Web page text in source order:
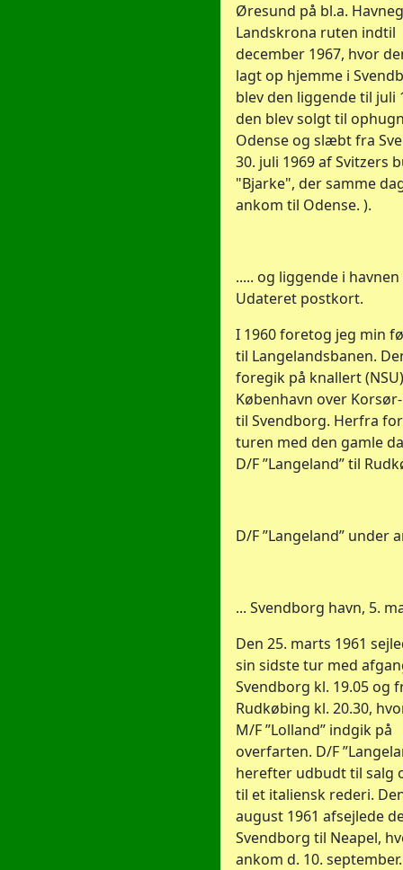
Øresund på bl.a.
Landskrona ruten indtil
december 1967, hvor
lagt op hjemme i
blev den liggende til juli
den blev solgt til
Odense og slæbt fra
30. juli 1969 af Svitzers
"Bjarke", der samme
ankom til Odense. ).
..... og liggende i havnen
Udateret postkort.
I 1960 foretog jeg min
til Langelandsbanen.
foregik på knallert
København over
til Svendborg. Herfra
turen med den gamle
D/F ”Langeland” til
D/F ”Langeland” under
... Svendborg havn, 5.
Den 25. marts 1961
sin sidste tur med
Svendborg kl. 19.05 og
Rudkøbing kl. 20.30,
M/F ”Lolland” indgik på
overfarten. D/F
herefter udbudt til salg
til et italiensk rederi.
august 1961 afsejlede
Svendborg til Neapel,
ankom d. 10. september.